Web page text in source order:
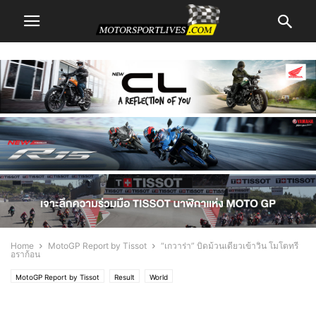
Home MotoGP Report by Tissot
“เกวาร่า” บิดม้วนเดียวเข้าวิน โมโตทรี
อราก้อน
MotoGP Report by Tissot Result World